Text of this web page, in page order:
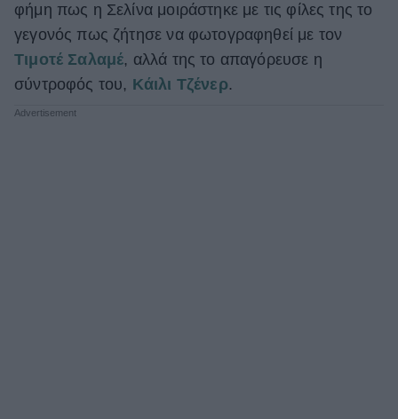
Hautes Grecians
Γάμος
φήμη πως η Σελίνα μοιράστηκε με τις φίλες της το
γεγονός πως ζήτησε να φωτογραφηθεί με τον
Τιμοτέ Σαλαμέ, αλλά της το απαγόρευσε η
σύντροφός του, Κάιλι Τζένερ.